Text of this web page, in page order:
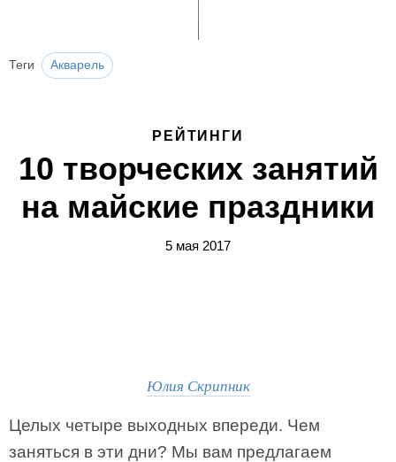
Теги Акварель
РЕЙТИНГИ
10 творческих занятий
на майские праздники
5 мая 2017
Юлия Скрипник
Целых четыре выходных впереди. Чем
заняться в эти дни? Мы вам предлагаем